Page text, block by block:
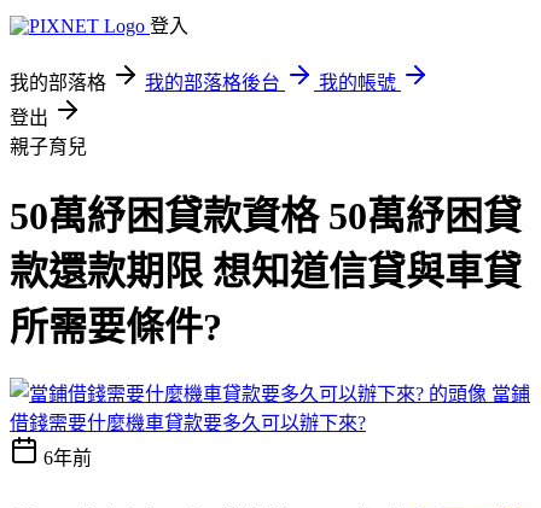
登入
我的部落格 我的部落格後台
我的帳號
登出
親子育兒
50萬紓困貸款資格 50萬紓困貸
款還款期限 想知道信貸與車貸
所需要條件?
當鋪
借錢需要什麼機車貸款要多久可以辦下來?
6年前